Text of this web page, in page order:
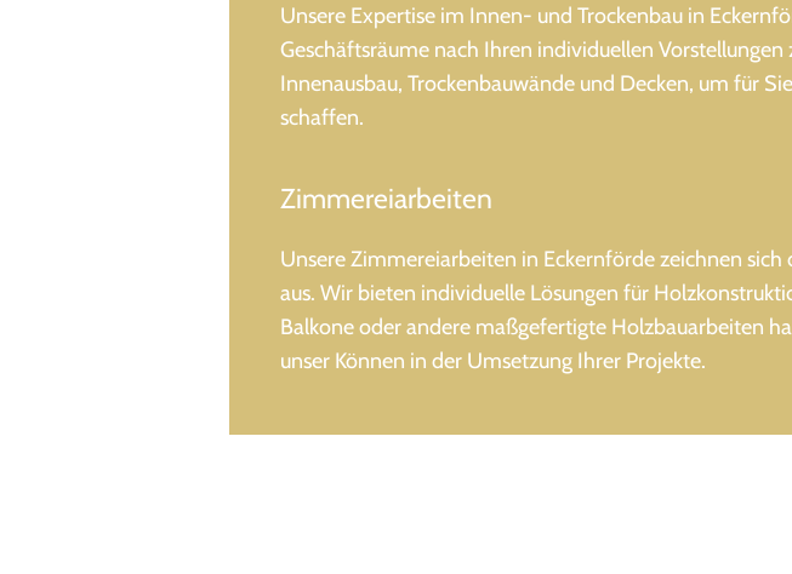
Unsere Expertise im Innen- und Trockenbau in
Geschäftsräume nach Ihren individuellen
Innenausbau, Trockenbauwände und Decken, um für
schaffen.
Zimmereiarbeiten
Unsere Zimmereiarbeiten in Eckernförde zeichnen
aus. Wir bieten individuelle Lösungen für
Balkone oder andere maßgefertigte Holzbauarbeiten
unser Können in der Umsetzung Ihrer Projekte.